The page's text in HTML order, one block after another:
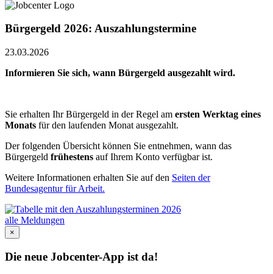
Bürgergeld 2026: Auszahlungstermine
23.03.2026
Informieren Sie sich, wann Bürgergeld ausgezahlt wird.
Sie erhalten Ihr Bürgergeld in der Regel am ersten Werktag eines
Monats für den laufenden Monat ausgezahlt.
Der folgenden Übersicht können Sie entnehmen, wann das
Bürgergeld frühestens auf Ihrem Konto verfügbar ist.
Weitere Informationen erhalten Sie auf den Seiten der
Bundesagentur für Arbeit.
alle Meldungen
×
Die neue Jobcenter-App ist da!